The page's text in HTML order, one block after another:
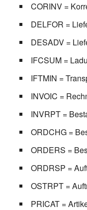
CORINV =
DELFOR =
DESADV =
IFCSUM =
IFTMIN =
INVOIC =
INVRPT =
ORDCHG =
ORDERS =
ORDRSP =
OSTRPT =
PRICAT =